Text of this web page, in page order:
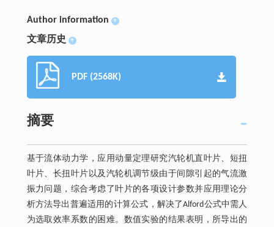
Author information +
文章历史 +
PDF (2568K)
摘要
基于流体动力学，应用动量定理研究汽轮机直叶片、短扭
叶片、长扭叶片以及汽轮机调节级由于间隙引起的气流激
振力问题，综合考虑了叶片的各项设计参数并应用理论分
析方法导出普遍适用的计算公式，解决了Alford公式中需人
为选取效率系数的困难。数值实验的结果表明，所导出的